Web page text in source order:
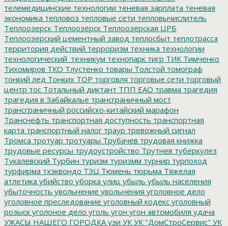
телемедицинские технологии теневая зарплата теневая
экономика тепловоз тепловые сети тепловычислитель
Теплоозерск Теплоозёрск Теплоозёрская ЦРБ
Теплоозерский цементный завод теплосбыт теплотрасса
территория действий терроризм техника технологии
технологический_техникум технопарк тигр ТИК Тимченко
Тихомиров ТКО Тлустенко товары Толстой томограф
тонкий лед Тонких ТОР торговля торговые сети торговый
центр тос Тотальный диктант ТПП ЕАО травма трагедия
трагедия в Забайкалье трансграничный мост
трансграничный российско-китайский марафон
Транснефть транспортная доступность транспортная
карта транспортный налог траур тревожный сигнал
Тромса тротуар тротуары Трубачев трудовая книжка
трудовые ресурсы трудоустройство Трутнев туберкулез
Тукалевский Турбин туризм туризмм турнир турпоход
турфирма тхэквондо ТЭЦ Тюмень тюрьма Тяжелая
атлетика убийство уборка улиц убыль убыль населения
убыточность увольнение увольнения уголовное дело
уголовное преследование уголовный кодекс уголовный
розыск уголоное дело уголь угон угон автомобиля удача
УЖАСЫ НАШЕГО ГОРОДКА узи УК УК "ДомСтроСервис" УК